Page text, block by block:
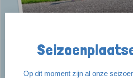
Op dit moment zijn al onze
De seizoenplaatsen bevinden zich op
en zijn allemaal